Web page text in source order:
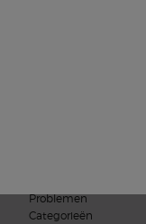
Problemen
Categorieën